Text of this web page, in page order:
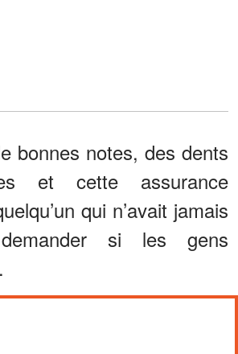
bonnes notes, des dents
et cette assurance
qui n’avait jamais
si les gens